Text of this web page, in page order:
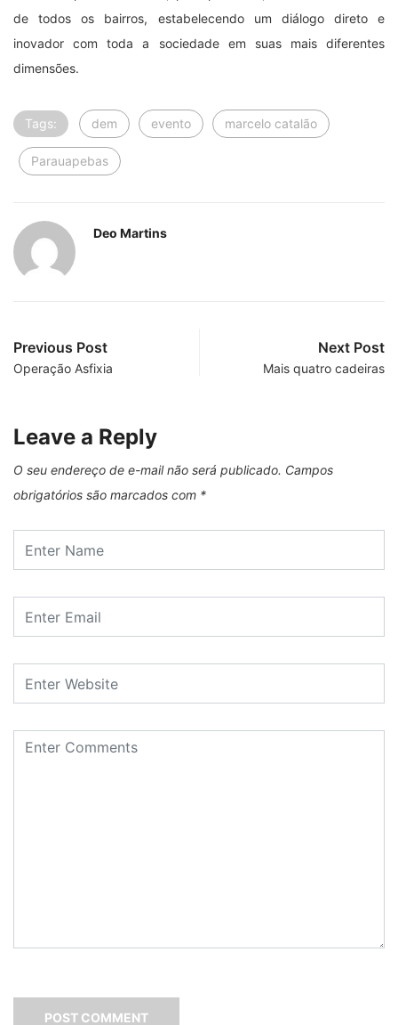
de todos os bairros, estabelecendo um diálogo direto e
inovador com toda a sociedade em suas mais diferentes
dimensões.
Tags: dem evento marcelo catalão
Parauapebas
Deo Martins
Previous Post
Operação Asfixia
Next Post
Mais quatro cadeiras
Leave a Reply
O seu endereço de e-mail não será publicado. Campos
obrigatórios são marcados com *